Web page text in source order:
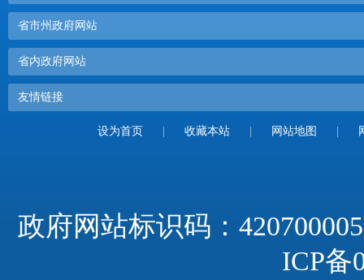
省市州政府网站
省内政府网站
友情链接
设为首页 收藏本站 网站地图
政府网站标识码：
ICP备